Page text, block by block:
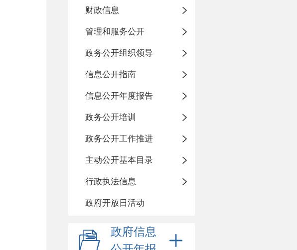
财政信息
管理和服务公开
政务公开组织领导
信息公开指南
信息公开年度报告
政务公开培训
政务公开工作推进
主动公开基本目录
行政执法信息
政府开放日活动
政府信息